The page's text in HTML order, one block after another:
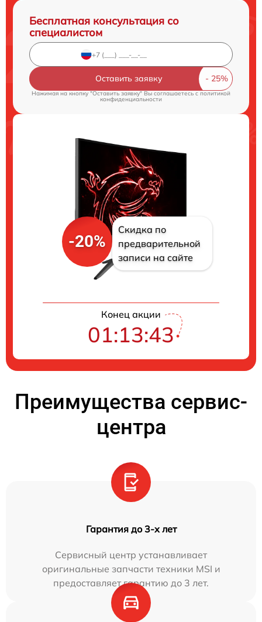
Бесплатная консультация со
специалистом
Оставить заявку
Нажимая на кнопку "Оставить заявку" Вы соглашаетесь cполитикой
конфиденциальности
-20%
Скидка по
предварительной
записи на сайте
Конец акции
01:13:42
Преимущества сервис-
центра
Гарантия до 3-х лет
Сервисный центр устанавливает
оригинальные запчасти техники MSI и
предоставляет гарантию до 3 лет.